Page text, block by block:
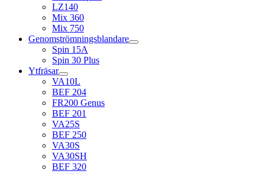
LZ140
Mix 360
Mix 750
Genomströmningsblandare
Spin 15A
Spin 30 Plus
Ytfräsar
VA10L
BEF 204
FR200 Genus
BEF 201
VA25S
BEF 250
VA30S
VA30SH
BEF 320